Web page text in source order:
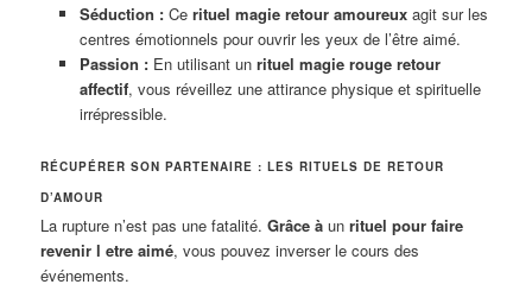
Séduction :Ce rituel magie retour amoureuxagit sur les
centres émotionnels pour ouvrir les yeux de l’être aimé.
Passion :En utilisant un rituel magie rouge retour
affectif, vous réveillez une attirance physique et spirituelle
irrépressible.
RÉCUPÉRER SON PARTENAIRE : LES RITUELS DE RETOUR
D’AMOUR
La rupture n’est pas une fatalité.Grâce à unrituel pour faire
revenir l etre aimé, vous pouvez inverser le cours des
événements.